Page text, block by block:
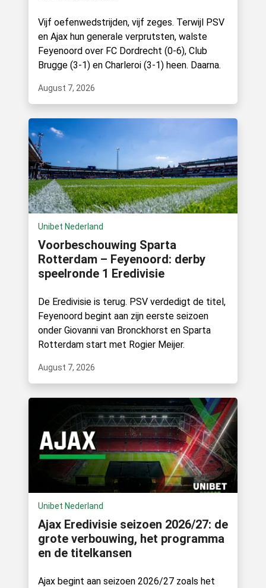
Vijf oefenwedstrijden, vijf zeges. Terwijl PSV
en Ajax hun generale verprutsten, walste
Feyenoord over FC Dordrecht (0-6), Club
Brugge (3-1) en Charleroi (3-1) heen. Daarna.
August 7, 2026
Unibet Nederland
Voorbeschouwing Sparta
Rotterdam – Feyenoord: derby
speelronde 1 Eredivisie
De Eredivisie is terug. PSV verdedigt de titel,
Feyenoord begint aan zijn eerste seizoen
onder Giovanni van Bronckhorst en Sparta
Rotterdam start met Rogier Meijer.
August 7, 2026
Unibet Nederland
Ajax Eredivisie seizoen 2026/27: de
grote verbouwing, het programma
en de titelkansen
Ajax begint aan seizoen 2026/27 zoals het